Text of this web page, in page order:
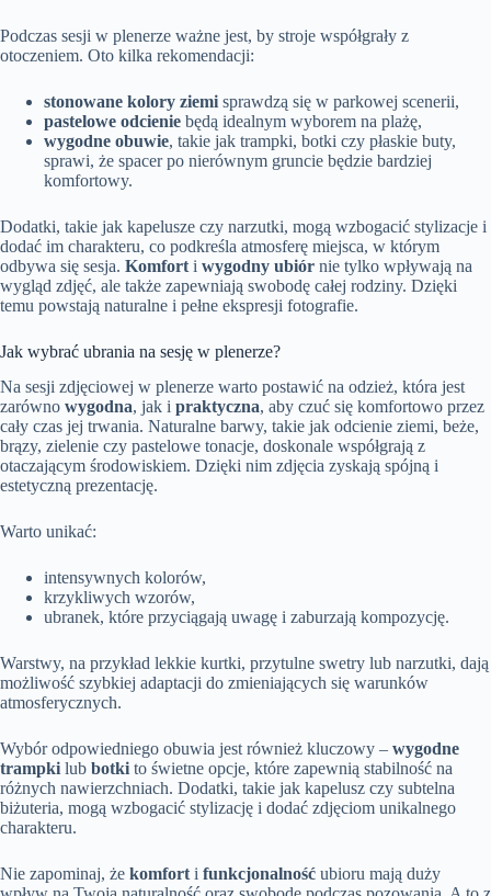
Podczas sesji w plenerze ważne jest, by stroje współgrały z
otoczeniem. Oto kilka rekomendacji:
stonowane kolory ziemi sprawdzą się w parkowej scenerii,
pastelowe odcienie będą idealnym wyborem na plażę,
wygodne obuwie, takie jak trampki, botki czy płaskie buty,
sprawi, że spacer po nierównym gruncie będzie bardziej
komfortowy.
Dodatki, takie jak kapelusze czy narzutki, mogą wzbogacić stylizacje i
dodać im charakteru, co podkreśla atmosferę miejsca, w którym
odbywa się sesja. Komfort i wygodny ubiór nie tylko wpływają na
wygląd zdjęć, ale także zapewniają swobodę całej rodziny. Dzięki
temu powstają naturalne i pełne ekspresji fotografie.
Jak wybrać ubrania na sesję w plenerze?
Na sesji zdjęciowej w plenerze warto postawić na odzież, która jest
zarówno wygodna, jak i praktyczna, aby czuć się komfortowo przez
cały czas jej trwania. Naturalne barwy, takie jak odcienie ziemi, beże,
brązy, zielenie czy pastelowe tonacje, doskonale współgrają z
otaczającym środowiskiem. Dzięki nim zdjęcia zyskają spójną i
estetyczną prezentację.
Warto unikać:
intensywnych kolorów,
krzykliwych wzorów,
ubranek, które przyciągają uwagę i zaburzają kompozycję.
Warstwy, na przykład lekkie kurtki, przytulne swetry lub narzutki, dają
możliwość szybkiej adaptacji do zmieniających się warunków
atmosferycznych.
Wybór odpowiedniego obuwia jest również kluczowy – wygodne
trampki lub botki to świetne opcje, które zapewnią stabilność na
różnych nawierzchniach. Dodatki, takie jak kapelusz czy subtelna
biżuteria, mogą wzbogacić stylizację i dodać zdjęciom unikalnego
charakteru.
Nie zapominaj, że komforti funkcjonalność ubioru mają duży